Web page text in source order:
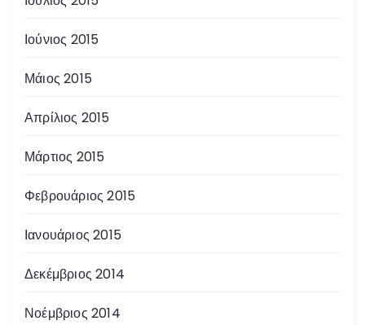
Ιούνιος 2015
Μάιος 2015
Απρίλιος 2015
Μάρτιος 2015
Φεβρουάριος 2015
Ιανουάριος 2015
Δεκέμβριος 2014
Νοέμβριος 2014